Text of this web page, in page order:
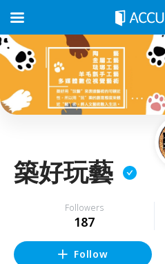
築好玩藝
Followers
187
Follow